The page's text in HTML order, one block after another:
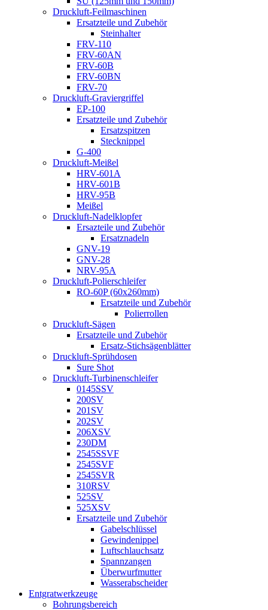
Druckluft-Feilmaschinen
Ersatzteile und Zubehör
Steinhalter
FRV-110
FRV-60AN
FRV-60B
FRV-60BN
FRV-70
Druckluft-Graviergriffel
EP-100
Ersatzteile und Zubehör
Ersatzspitzen
Stecknippel
G-400
Druckluft-Meißel
HRV-601A
HRV-601B
HRV-95B
Meißel
Druckluft-Nadelklopfer
Ersazteile und Zubehör
Ersatznadeln
GNV-19
GNV-28
NRV-95A
Druckluft-Polierschleifer
RO-60P (60x260mm)
Ersatzteile und Zubehör
Polierrollen
Druckluft-Sägen
Ersatzteile und Zubehör
Ersatz-Stichsägenblätter
Druckluft-Sprühdosen
Sure Shot
Druckluft-Turbinenschleifer
0145SSV
200SV
201SV
202SV
206XSV
230DM
2545SSVF
2545SVF
2545SVR
310RSV
525SV
525XSV
Ersatzteile und Zubehör
Gabelschlüssel
Gewindenippel
Luftschlauchsatz
Spannzangen
Überwurfmutter
Wasserabscheider
Entgratwerkzeuge
Bohrungsbereich